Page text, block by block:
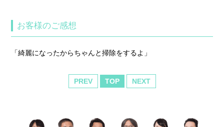
お客様のご感想
「綺麗になったからちゃんと掃除をするよ」
PREV TOP NEXT